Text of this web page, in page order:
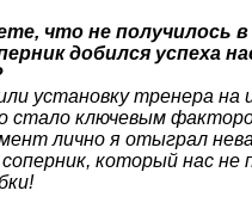
что не получилось
добился успеха
установку тренера на
стало ключевым
лично я отыграл
который нас не